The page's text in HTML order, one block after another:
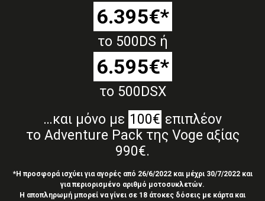
6.395€*
το 500DS ή
6.595€*
το 500DSX
…και μόνο με 100€ επιπλέον
το Adventure Pack της Voge αξίας
990€.
*Η προσφορά ισχύει για αγορές από 26/6/2022 και μέχρι 30/7/2022 και
για περιορισμένο αριθμό μοτοσυκλετών.
Η αποπληρωμή μπορεί να γίνει σε 18 άτοκες δόσεις με κάρτα και